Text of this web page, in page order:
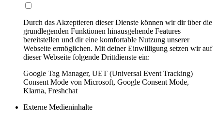
Durch das Akzeptieren dieser Dienste können wir dir über die
grundlegenden Funktionen hinausgehende Features
bereitstellen und dir eine komfortable Nutzung unserer
Webseite ermöglichen. Mit deiner Einwilligung setzen wir auf
dieser Webseite folgende Drittdienste ein:
Google Tag Manager, UET (Universal Event Tracking)
Consent Mode von Microsoft, Google Consent Mode,
Klarna, Freshchat
Externe Medieninhalte